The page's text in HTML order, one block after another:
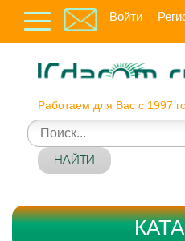
Войти
Работаем для Вас с 1997
НАЙТИ